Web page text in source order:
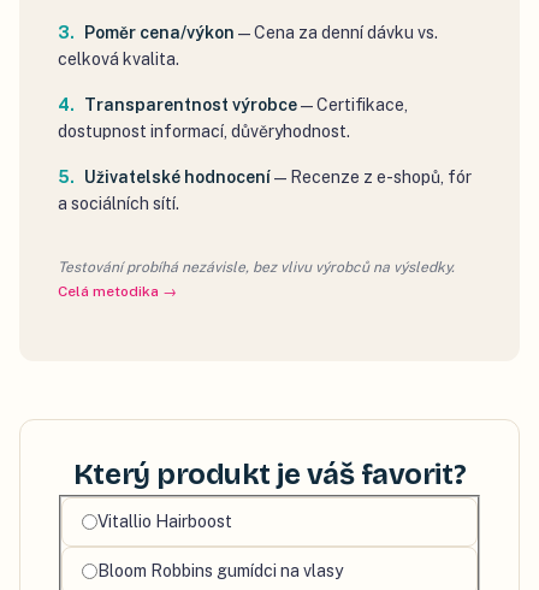
Poměr cena/výkon —Cena za denní dávku vs.
celková kvalita.
Transparentnost výrobce—Certifikace,
dostupnost informací, důvěryhodnost.
Uživatelské hodnocení— Recenze z e-shopů, fór
a sociálních sítí.
Testování probíhá nezávisle, bez vlivu výrobců na výsledky.
Celá metodika →
Který produkt je váš favorit?
Vyberte
svůj
oblíbený
Vitallio Hairboost
Bloom Robbins gumídci na vlasy